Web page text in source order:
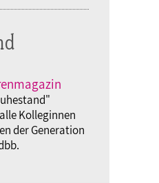
Kolleginnen
der Generation